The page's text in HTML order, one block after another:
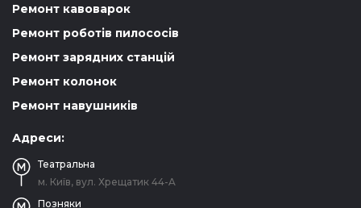
Ремонт кавоварок
Ремонт роботів пилососів
Ремонт зарядних станцій
Ремонт колонок
Ремонт навушників
Адреси:
Театральна
м. Київ, вул. Хрещатик 44-A
Позняки